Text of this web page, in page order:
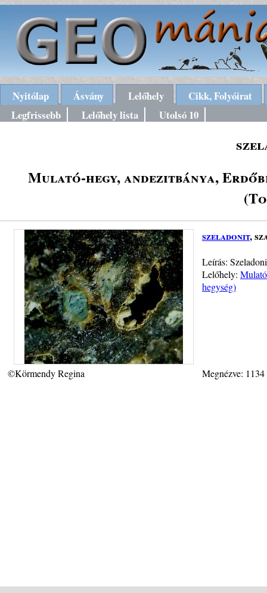
Nyitólap Ásvány Lelőhely
Cikk, Folyóirat
Legfrissebb
Lelőhely lista Utolsó 10
Mulató-hegy, andezitbánya,
szeladonit,
Leírás:
Lelőhely:
hegység)
©Körmendy Regina Megnézve: